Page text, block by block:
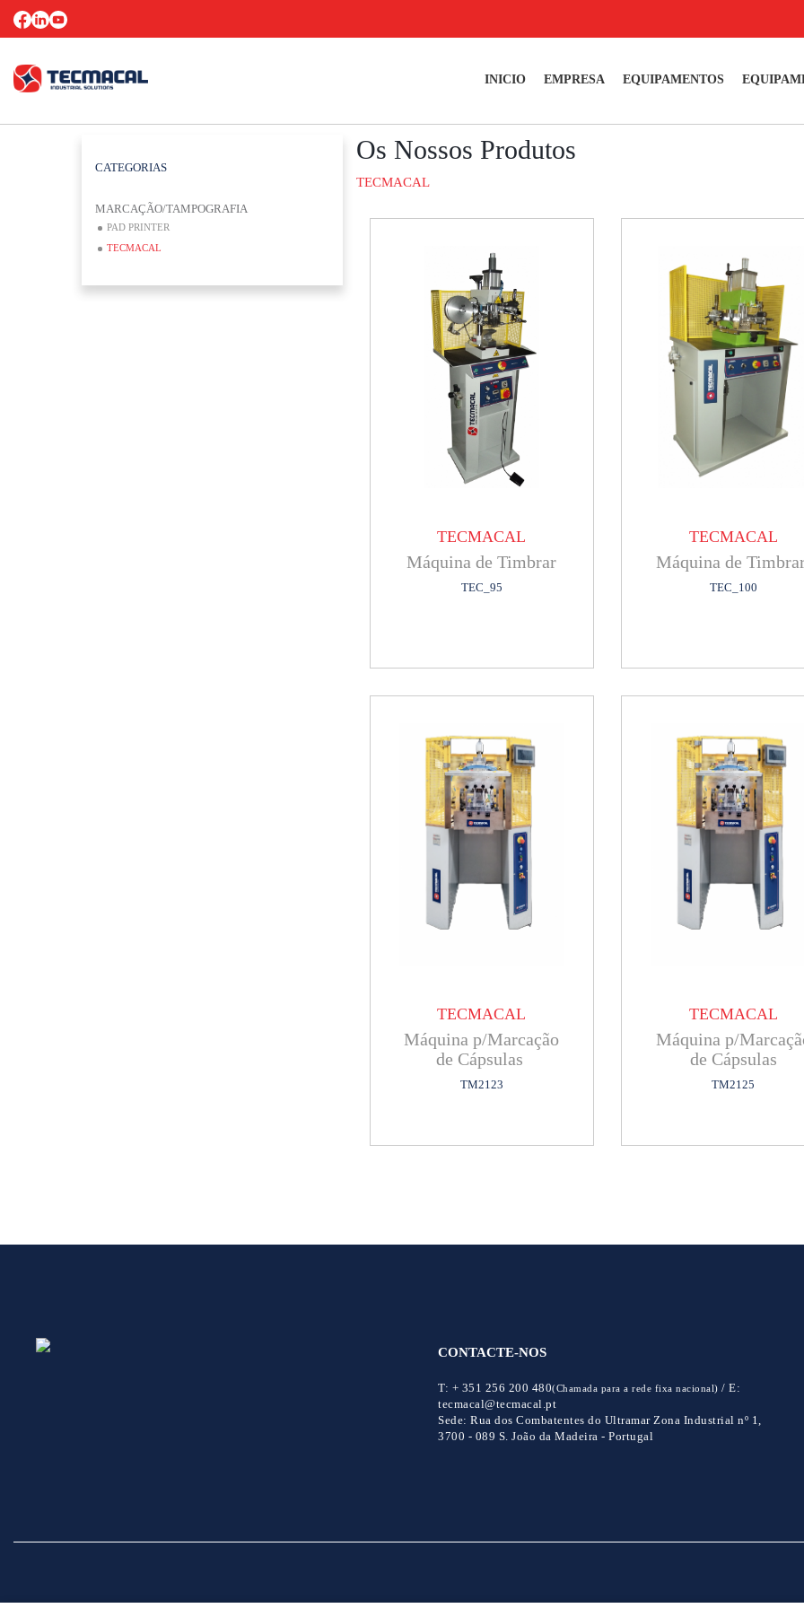
INICIO EMPRESA EQUIPAMENTOS
CATEGORIAS
MARCAÇÃO/TAMPOGRAFIA
PAD PRINTER
TECMACAL
Os Nossos Produtos
TECMACAL
TECMACAL
Máquina de Timbrar
TEC_95
TECMACAL
Máquina de
TEC_100
TECMACAL
Máquina p/Marcação
de Cápsulas
TM2123
TECMACAL
Máquina p/
de Cápsulas
TM2125
CONTACTE-NOS
T: + 351 256 200 480(Chamada para a rede fixa nacional) /E:
tecmacal@tecmacal.pt
Sede: Rua dos Combatentes do Ultramar Zona Industrial nº 1,
3700 - 089 S. João da Madeira - Portugal